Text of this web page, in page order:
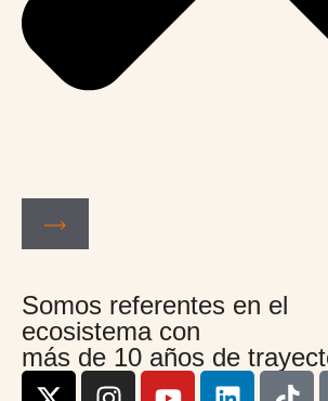
Somos referentes en el
ecosistema con
más de 10 años de